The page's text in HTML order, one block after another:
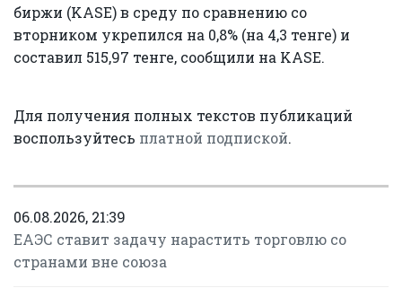
биржи (KASE) в среду по сравнению со
вторником укрепился на 0,8% (на 4,3 тенге) и
составил 515,97 тенге, сообщили на KASE.
Для получения полных текстов публикаций
воспользуйтесь платной подпиской.
06.08.2026, 21:39
ЕАЭС ставит задачу нарастить торговлю со
странами вне союза